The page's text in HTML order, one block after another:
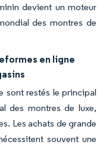
devient un moteur
des montres de
en ligne
sont restés le principal
des montres de luxe,
Les achats de grande
souvent une